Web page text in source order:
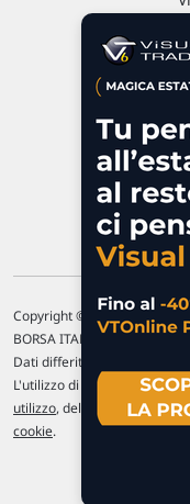
Copyright © 1996-2026
BORSA ITALIANA
Dati differiti di 15 min.
L'utilizzo di questo sito
utilizzo, del Disclaimer MAR,
cookie.